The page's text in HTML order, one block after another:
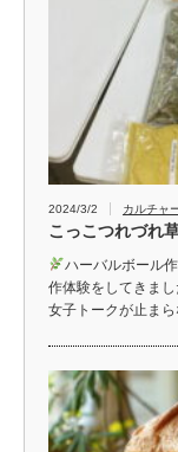
2024/3/2 カルチャ
こっこつれづれ
ハーバルボール作
作体験をしてきま
女子トークが止ま